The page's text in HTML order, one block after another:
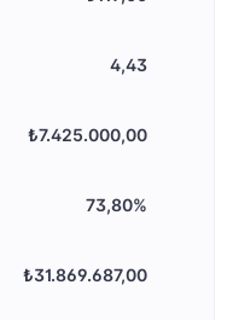
4,43
₺7.425.000,00
73,80%
₺31.869.687,00